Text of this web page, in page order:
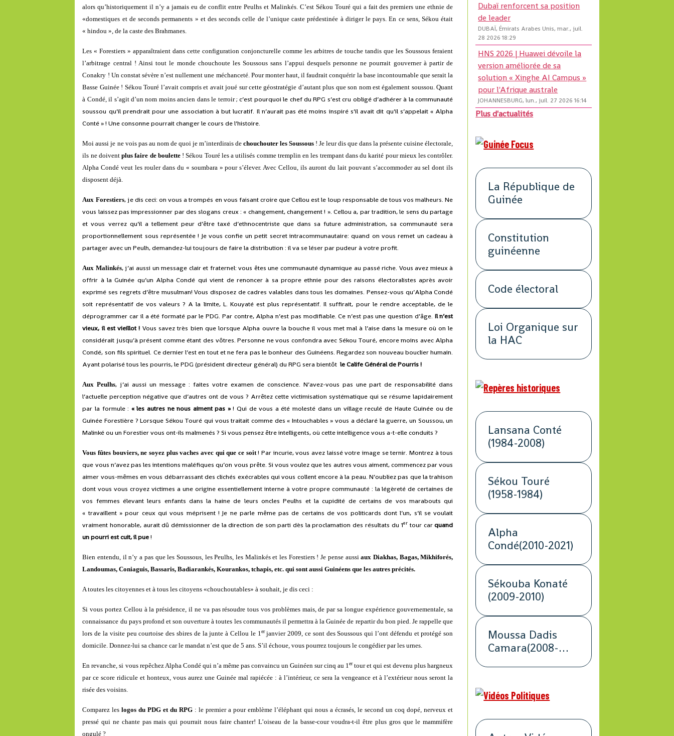
alors qu’historiquement il n’y a jamais eu de conflit entre Peulhs et Malinkés. C’est Sékou Touré qui a fait des premiers une ethnie de
«domestiques et de seconds permanents » et des seconds celle de l’unique caste prédestinée à diriger le pays. En ce sens, Sékou était
« hindou », de la caste des Brahmanes.
Les « Forestiers » apparaîtraient dans cette configuration conjoncturelle comme les arbitres de touche tandis que les Soussous feraient
l’arbitrage central ! Ainsi tout le monde chouchoute les Soussous sans l’appui desquels personne ne pourrait gouverner à partir de
Conakry ! Un constat sévère n’est nullement une méchanceté. Pour monter haut, il faudrait conquérir la base incontournable que serait la
Basse Guinée ! Sékou Touré l’avait compris et avait joué sur cette géostratégie d’autant plus que son nom est également soussou. Quant
à Condé, il s’agit d’un nom moins ancien dans le terroir; c’est pourquoi le chef du RPG s’est cru obligé d’adhérer à la communauté
soussou qu’il prendrait pour une association à but lucratif. Il n’aurait pas été moins inspiré s’il avait dit qu’il s’appelait « Alpha
Conté » ! Une consonne pourrait changer le cours de l’histoire.
Moi aussi je ne vois pas au nom de quoi je m’interdirais dechouchouter les Soussous! Je leur dis que dans la présente cuisine électorale,
ils ne doiventplus faire de boulette! Sékou Touré les a utilisés comme tremplin en les trempant dans du karité pour mieux les contrôler.
Alpha Condé veut les rouler dans du « soumbara » pour s’élever. Avec Cellou, ils auront du lait pouvant s’accommoder au sel dont ils
disposent déjà.
Aux Forestiers, je dis ceci: on vous a trompés en vous faisant croire que Cellou est le loup responsable de tous vos malheurs. Ne
vous laissez pas impressionner par des slogans creux : « changement, changement ! ». Cellou a, par tradition, le sens du partage
et vous verrez qu’il a tellement peur d’être taxé d’ethnocentriste que dans sa future administration, sa communauté sera
proportionnellement sous représentée ! Je vous confie un petit secret intracommunautaire: quand on vous remet un cadeau à
partager avec un Peulh, demandez-lui toujours de faire la distribution : il va se léser par pudeur à votre profit.
Aux Malinkés, j’ai aussi un message clair et fraternel: vous êtes une communauté dynamique au passé riche. Vous avez mieux à
offrir à la Guinée qu’un Alpha Condé qui vient de renoncer à sa propre ethnie pour des raisons électoralistes après avoir
exprimé ses regrets d’être musulman! Vous disposez de cadres valables dans tous les domaines. Pensez-vous qu’Alpha Condé
soit représentatif de vos valeurs ? A la limite, L. Kouyaté est plus représentatif. Il suffirait, pour le rendre acceptable, de le
déprogrammer car il a été formaté par le PDG. Par contre, Alpha n’est pas modifiable. Ce n’est pas une question d’âge. Il n’est
vieux, il est vieillot ! Vous savez très bien que lorsque Alpha ouvre la bouche il vous met mal à l’aise dans la mesure où on le
considérait jusqu’à présent comme étant des vôtres. Personne ne vous confondra avec Sékou Touré, encore moins avec Alpha
Condé, son fils spirituel. Ce dernier l’est en tout et ne fera pas le bonheur des Guinéens. Regardez son nouveau bouclier humain.
Ayant polarisé tous les pourris, le PDG (président directeur général) du RPG sera bientôt le Calife Général de Pourris !
Aux Peulhs, j’ai aussi un message : faites votre examen de conscience. N’avez-vous pas une part de responsabilité dans
l’actuelle perception négative que d’autres ont de vous ? Arrêtez cette victimisation systématique qui se résume lapidairement
par la formule : « les autres ne nous aiment pas »! Qui de vous a été molesté dans un village reculé de Haute Guinée ou de
Guinée Forestière ? Lorsque Sékou Touré qui vous traitait comme des « Intouchables » vous a déclaré la guerre, un Soussou, un
Malinké ou un Forestier vous ont-ils malmenés ? Si vous pensez être intelligents, où cette intelligence vous a-t-elle conduits ?
Vous fûtes bouviers, ne soyez plus vaches avec qui que ce soit! Par incurie, vous avez laissé votre image se ternir. Montrez à tous
que vous n’avez pas les intentions maléfiques qu’on vous prête. Si vous voulez que les autres vous aiment, commencez par vous
aimer vous-mêmes en vous débarrassant des clichés exécrables qui vous collent encore à la peau. N’oubliez pas que la trahison
dont vous vous croyez victimes a une origine essentiellement interne à votre propre communauté : la légèreté de certaines de
vos femmes élevant leurs enfants dans la haine de leurs oncles Peulhs et la cupidité de certains de vos marabouts qui
« travaillent » pour ceux qui vous méprisent ! Je ne parle même pas de certains de vos politicards dont l’un, s’il se voulait
vraiment honorable, aurait dû démissionner de la direction de son parti dès la proclamation des résultats du 1er tour carquand
un pourri est cuit, il pue!
Bien entendu, il n’y a pas que les Soussous, les Peulhs, les Malinkés et les Forestiers ! Je pense aussiaux Diakhas, Bagas, Mikhiforés,
Landoumas, Coniaguis, Bassaris, Badiarankés, Kourankos, tchapis, etc. qui sont aussi Guinéens que les autres précités.
A toutes les citoyennes et à tous les citoyens «chouchoutables» à souhait, je dis ceci :
Si vous portez Cellou à la présidence, il ne va pas résoudre tous vos problèmes mais, de par sa longue expérience gouvernementale, sa
connaissance du pays profond et son ouverture à toutes les communautés il permettra à la Guinée de repartir du bon pied. Je rappelle que
lors de la visite peu courtoise des sbires de la junte à Cellou le 1erjanvier 2009, ce sont des Soussous qui l’ont défendu et protégé son
domicile. Donnez-lui sa chance car le mandat n’est que de 5 ans. S’il échoue, vous pourrez toujours le congédier par les urnes.
En revanche, si vous repêchez Alpha Condé qui n’a même pas convaincu un Guinéen sur cinq au 1ertour et qui est devenu plus hargneux
par ce score ridicule et honteux, vous aurez une Guinée mal rapiécée : à l’intérieur, ce sera la vengeance et à l’extérieur nous seront la
risée des voisins.
Comparez leslogos du PDG et du RPG : le premier a pour emblème l’éléphant qui nous a écrasés, le second un coq dopé, nerveux et
pressé qui ne chante pas mais qui pourrait nous faire chanter! L’oiseau de la basse-cour voudra-t-il être plus gros que le mammifère
ongulé ?
Dubaï renforcent sa position
de leader
DUBAÏ, Émirats Arabes Unis, mar., juil.
28 2026 18:29
HNS 2026 | Huawei dévoile la
version améliorée de sa
solution « Xinghe AI Campus »
pour l'Afrique australe
JOHANNESBURG, lun., juil. 27 2026 16:14
Plus d'actualités
La République de
Guinée
Constitution
guinéenne
Code électoral
Loi Organique sur
la HAC
Lansana Conté
(1984-2008)
Sékou Touré
(1958-1984)
Alpha
Condé(2010-2021)
Sékouba Konaté
(2009-2010)
Moussa Dadis
Camara(2008-